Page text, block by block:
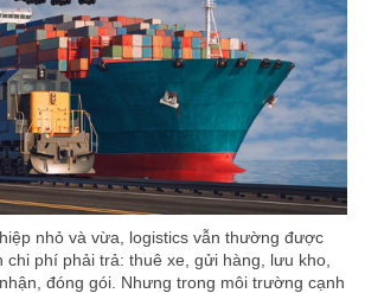
nhỏ và vừa, logistics vẫn thường được
chi phí phải trả: thuê xe, gửi hàng, lưu kho,
đóng gói. Nhưng trong môi trường cạnh